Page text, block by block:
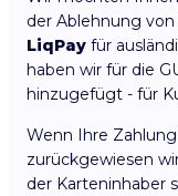
der Ablehnung
LiqPay für
haben wir für die
hinzugefügt - für
Wenn Ihre
zurückgewiesen
der Karteninhaber